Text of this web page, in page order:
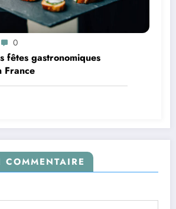
0
fêtes gastronomiques
France
COMMENTAIRE